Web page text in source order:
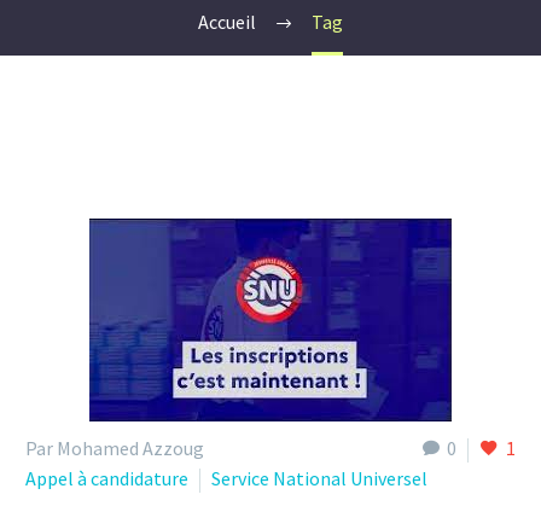
Accueil Tag
0 1
Par Mohamed Azzoug
Appel à candidature
Service National Universel